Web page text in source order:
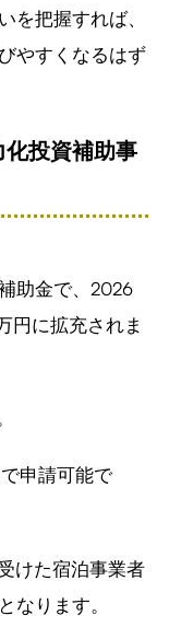
を把握すれば、
やすくなるはず
投資補助事
助金で、2026
円に拡充されま
申請可能で
けた宿泊事業者
なります。